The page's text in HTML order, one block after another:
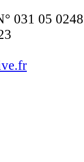
031 05 0248